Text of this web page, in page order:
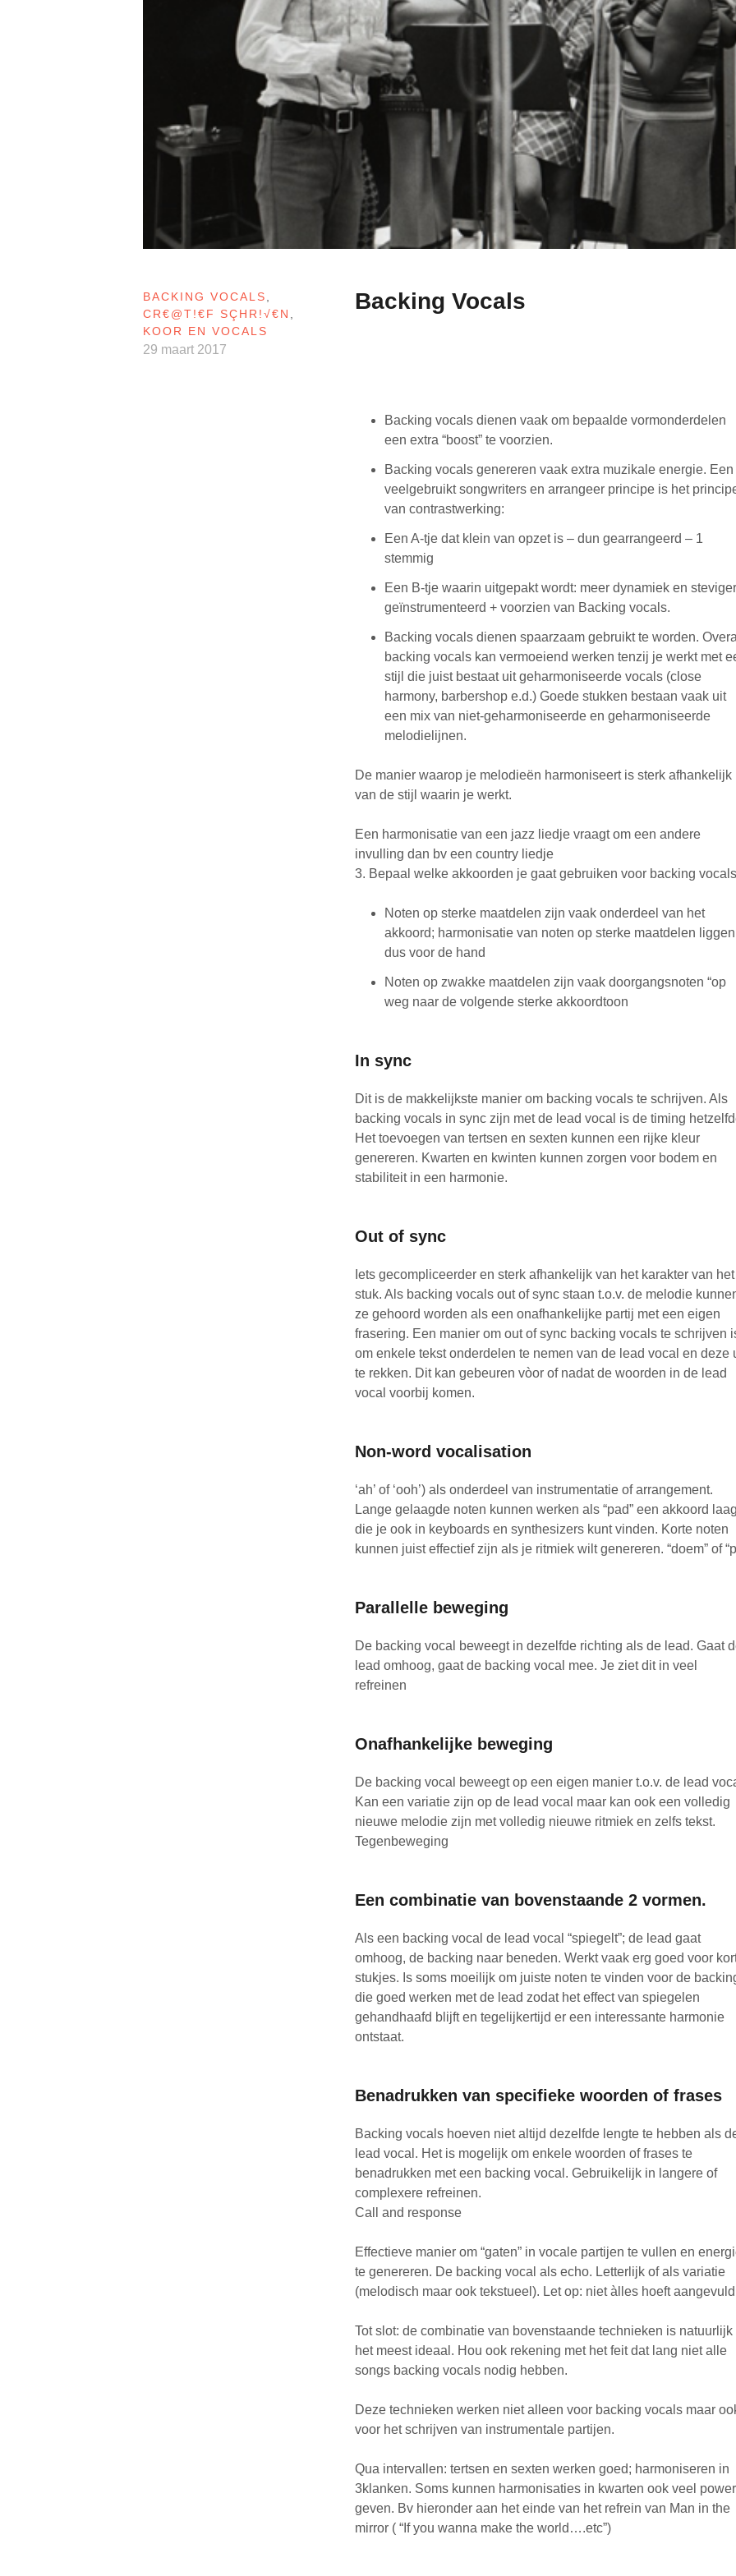
Backing Vocals
BACKING VOCALS
CR€@T!€F SÇHR!√€N
KOOR EN VOCALS
29 maart 2017
Backing vocals dienen vaak om bepaalde vormonderdelen
een extra “boost” te voorzien.
Backing vocals genereren vaak extra muzikale energie. Een
veelgebruikt songwriters en arrangeer principe is het
van contrastwerking:
Een A-tje dat klein van opzet is – dun gearrangeerd – 1
stemmig
Een B-tje waarin uitgepakt wordt: meer dynamiek en steviger
geïnstrumenteerd + voorzien van Backing vocals.
Backing vocals dienen spaarzaam gebruikt te worden. Overal
backing vocals kan vermoeiend werken tenzij je werkt met
stijl die juist bestaat uit geharmoniseerde vocals (close
harmony, barbershop e.d.) Goede stukken bestaan vaak uit
een mix van niet-geharmoniseerde en geharmoniseerde
melodielijnen.
De manier waarop je melodieën harmoniseert is sterk afhankelijk
van de stijl waarin je werkt.
Een harmonisatie van een jazz liedje vraagt om een andere
invulling dan bv een country liedje
3. Bepaal welke akkoorden je gaat gebruiken voor backing vocals
Noten op sterke maatdelen zijn vaak onderdeel van het
akkoord; harmonisatie van noten op sterke maatdelen liggen
dus voor de hand
Noten op zwakke maatdelen zijn vaak doorgangsnoten “op
weg naar de volgende sterke akkoordtoon
In sync
Dit is de makkelijkste manier om backing vocals te schrijven. Als
backing vocals in sync zijn met de lead vocal is de timing
Het toevoegen van tertsen en sexten kunnen een rijke kleur
genereren. Kwarten en kwinten kunnen zorgen voor bodem en
stabiliteit in een harmonie.
Out of sync
Iets gecompliceerder en sterk afhankelijk van het karakter van het
stuk. Als backing vocals out of sync staan t.o.v. de melodie
ze gehoord worden als een onafhankelijke partij met een eigen
frasering. Een manier om out of sync backing vocals te schrijven
om enkele tekst onderdelen te nemen van de lead vocal en deze
te rekken. Dit kan gebeuren vòor of nadat de woorden in de lead
vocal voorbij komen.
Non-word vocalisation
‘ah’ of ‘ooh’) als onderdeel van instrumentatie of arrangement.
Lange gelaagde noten kunnen werken als “pad” een akkoord laag
die je ook in keyboards en synthesizers kunt vinden. Korte noten
kunnen juist effectief zijn als je ritmiek wilt genereren. “doem” of
Parallelle beweging
De backing vocal beweegt in dezelfde richting als de lead. Gaat
lead omhoog, gaat de backing vocal mee. Je ziet dit in veel
refreinen
Onafhankelijke beweging
De backing vocal beweegt op een eigen manier t.o.v. de lead
Kan een variatie zijn op de lead vocal maar kan ook een volledig
nieuwe melodie zijn met volledig nieuwe ritmiek en zelfs tekst.
Tegenbeweging
Een combinatie van bovenstaande 2 vormen.
Als een backing vocal de lead vocal “spiegelt”; de lead gaat
omhoog, de backing naar beneden. Werkt vaak erg goed voor
stukjes. Is soms moeilijk om juiste noten te vinden voor de
die goed werken met de lead zodat het effect van spiegelen
gehandhaafd blijft en tegelijkertijd er een interessante harmonie
ontstaat.
Benadrukken van specifieke woorden of frases
Backing vocals hoeven niet altijd dezelfde lengte te hebben als
lead vocal. Het is mogelijk om enkele woorden of frases te
benadrukken met een backing vocal. Gebruikelijk in langere of
complexere refreinen.
Call and response
Effectieve manier om “gaten” in vocale partijen te vullen en
te genereren. De backing vocal als echo. Letterlijk of als variatie
(melodisch maar ook tekstueel). Let op: niet àlles hoeft
Tot slot: de combinatie van bovenstaande technieken is natuurlijk
het meest ideaal. Hou ook rekening met het feit dat lang niet alle
songs backing vocals nodig hebben.
Deze technieken werken niet alleen voor backing vocals maar
voor het schrijven van instrumentale partijen.
Qua intervallen: tertsen en sexten werken goed; harmoniseren in
3klanken. Soms kunnen harmonisaties in kwarten ook veel power
geven. Bv hieronder aan het einde van het refrein van Man in the
mirror ( “If you wanna make the world….etc”)